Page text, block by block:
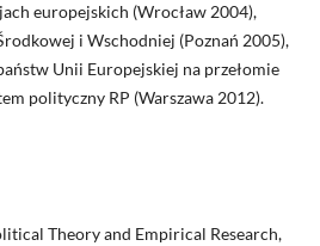
europejskich (Wrocław 2004),
i Wschodniej (Poznań 2005),
Unii Europejskiej na przełomie
polityczny RP (Warszawa 2012).
Theory and Empirical Research,